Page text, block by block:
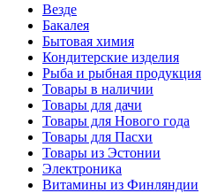
Везде
Бакалея
Бытовая химия
Кондитерские изделия
Рыба и рыбная продукция
Товары в наличии
Товары для дачи
Товары для Нового года
Товары для Пасхи
Товары из Эстонии
Электроника
Витамины из Финляндии